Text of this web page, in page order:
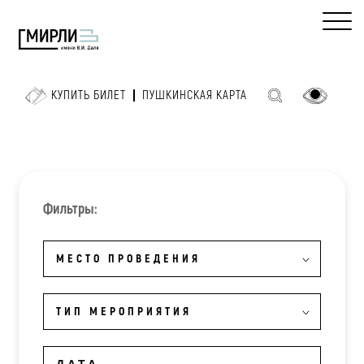
КУПИТЬ БИЛЕТ ПУШКИНСКАЯ КАРТА
Фильтры:
МЕСТО ПРОВЕДЕНИЯ
ТИП МЕРОПРИЯТИЯ